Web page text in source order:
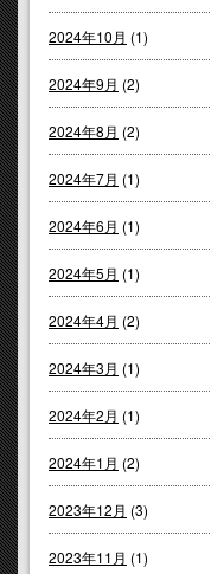
2024年10月 (1)
2024年9月 (2)
2024年8月 (2)
2024年7月 (1)
2024年6月 (1)
2024年5月 (1)
2024年4月 (2)
2024年3月 (1)
2024年2月 (1)
2024年1月 (2)
2023年12月 (3)
2023年11月 (1)